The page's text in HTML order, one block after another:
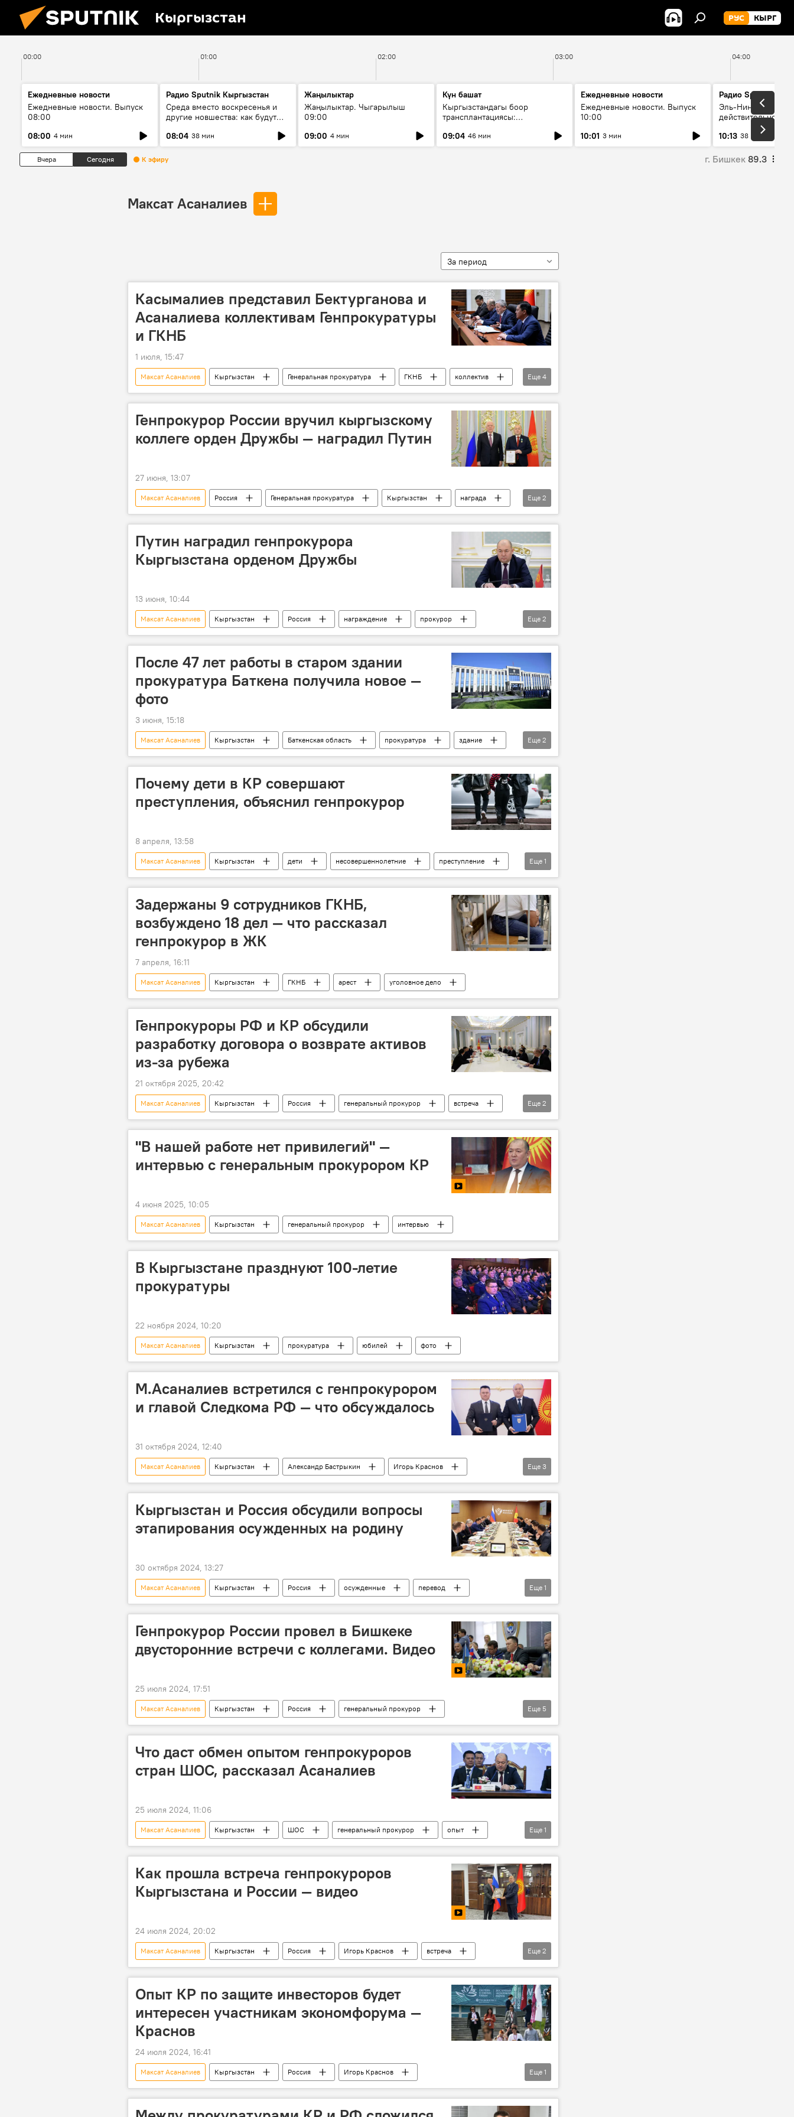
Кыргызстан РУС КЫРГ
00:00 01:00 02:00 03:00 04:00
Ежедневные новости
Ежедневные новости. Выпуск
08:00
08:00 4 мин
Радио Sputnik Кыргызстан
Среда вместо воскресенья и
другие новшества: как будут
08:04 38 мин
Жаңылыктар
Жаңылыктар. Чыгарылыш
09:00
09:00 4 мин
Күн башат
Кыргызстандагы боор
трансплантациясы:
келечеги
09:04 46 мин
Ежедневные новости
Ежедневные новости. Выпуск
10:00
10:01 3 мин
Радио Sputnik
Эль-Ниньо, жара и
действительно
погоду в
10:13 38 мин
Вчера Сегодня К эфиру г. Бишкек 89.3
Максат Асаналиев
За период
Касымалиев представил Бектурганова и
Асаналиева коллективам Генпрокуратуры
и ГКНБ
1 июля, 15:47
Максат Асаналиев Кыргызстан Генеральная прокуратура ГКНБ
коллектив
должность
назначение Малик Бектурганов Адылбек Касымалиев
Еще 4
Генпрокурор России вручил кыргызскому
коллеге орден Дружбы — наградил Путин
27 июня, 13:07
Максат Асаналиев Россия Генеральная прокуратура Кыргызстан
награда
Владимир Путин
орден
Еще 2
Путин наградил генпрокурора
Кыргызстана орденом Дружбы
13 июня, 10:44
Максат Асаналиев Кыргызстан Россия награждение
прокурор
Владимир Путин
орден
Еще 2
После 47 лет работы в старом здании
прокуратура Баткена получила новое —
фото
3 июня, 15:18
Максат Асаналиев Кыргызстан Баткенская область прокуратура
здание
открытие
Адылбек Касымалиев
Еще 2
Почему дети в КР совершают
преступления, объяснил генпрокурор
8 апреля, 13:58
Максат Асаналиев Кыргызстан дети несовершеннолетние
преступление
прокуратура
Еще 1
Задержаны 9 сотрудников ГКНБ,
возбуждено 18 дел — что рассказал
генпрокурор в ЖК
7 апреля, 16:11
Максат Асаналиев Кыргызстан ГКНБ арест уголовное дело
Генпрокуроры РФ и КР обсудили
разработку договора о возврате активов
из-за рубежа
21 октября 2025, 20:42
Максат Асаналиев Кыргызстан Россия генеральный прокурор
встреча
активы
возврат
Еще 2
"В нашей работе нет привилегий" —
интервью с генеральным прокурором КР
4 июня 2025, 10:05
Максат Асаналиев Кыргызстан генеральный прокурор интервью
В Кыргызстане празднуют 100-летие
прокуратуры
22 ноября 2024, 10:20
Максат Асаналиев Кыргызстан прокуратура юбилей фото
М.Асаналиев встретился с генпрокурором
и главой Cледкома РФ — что обсуждалось
31 октября 2024, 12:40
Максат Асаналиев Кыргызстан Александр Бастрыкин
Игорь Краснов
Москва
встреча сотрудничество фото
Еще 3
Кыргызстан и Россия обсудили вопросы
этапирования осужденных на родину
30 октября 2024, 13:27
Максат Асаналиев Кыргызстан Россия осужденные
перевод
Генеральная прокуратура
Еще 1
Генпрокурор России провел в Бишкеке
двусторонние встречи с коллегами. Видео
25 июля 2024, 17:51
Максат Асаналиев Кыргызстан Россия
генеральный прокурор
Игорь Краснов
встреча ШОС
Заседания генпрокуроров в Бишкеке
Еще 5
Что даст обмен опытом генпрокуроров
стран ШОС, рассказал Асаналиев
25 июля 2024, 11:06
Максат Асаналиев Кыргызстан ШОС генеральный прокурор
опыт
Заседания генпрокуроров в Бишкеке
Еще 1
Как прошла встреча генпрокуроров
Кыргызстана и России — видео
24 июля 2024, 20:02
Максат Асаналиев Кыргызстан Россия Игорь Краснов
встреча
Заседания генпрокуроров в Бишкеке
видео
Еще 2
Опыт КР по защите инвесторов будет
интересен участникам экономфорума —
Краснов
24 июля 2024, 16:41
Максат Асаналиев Кыргызстан Россия
Игорь Краснов
Заседания генпрокуроров в Бишкеке
Еще 1